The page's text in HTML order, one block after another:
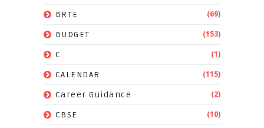
BRTE (69)
BUDGET (153)
C (1)
CALENDAR (115)
Career Guidance (2)
CBSE (10)